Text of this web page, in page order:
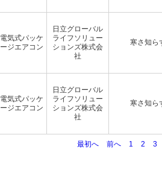
電気式パッケ
ージエアコン
日立グローバル
ライフソリュー
ションズ株式会
社
寒さ知ら
電気式パッケ
ージエアコン
日立グローバル
ライフソリュー
ションズ株式会
社
寒さ知ら
最初へ 前へ 1 2 3